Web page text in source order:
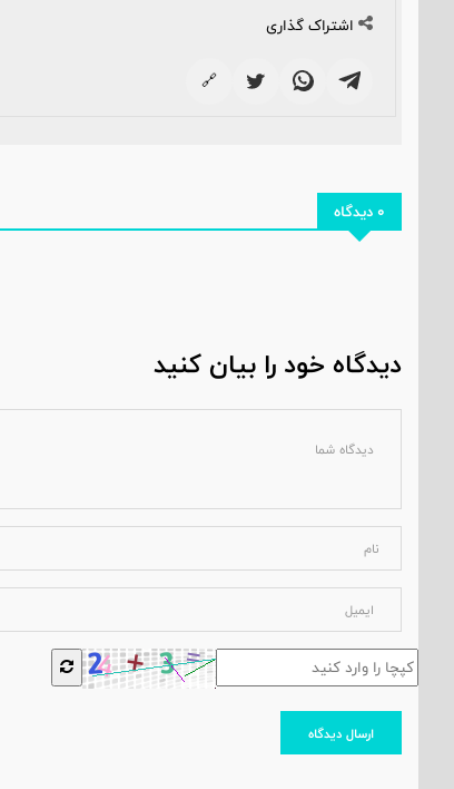
اشتراک گذاری
🔗
0 دیدگاه
دیدگاه خود را بیان کنید
ارسال دیدگاه